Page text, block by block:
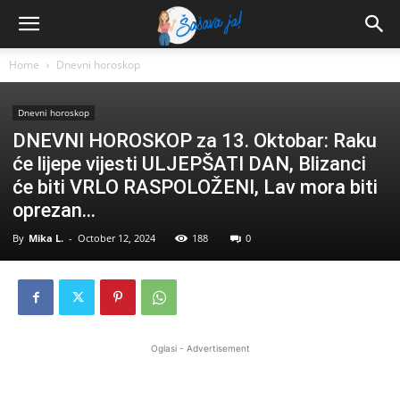
Home Dnevni horoskop
Dnevni horoskop
DNEVNI HOROSKOP za 13. Oktobar: Raku
će lijepe vijesti ULJEPŠATI DAN, Blizanci
će biti VRLO RASPOLOŽENI, Lav mora biti
oprezan…
By Mika L. - October 12, 2024 188 0
Oglasi - Advertisement